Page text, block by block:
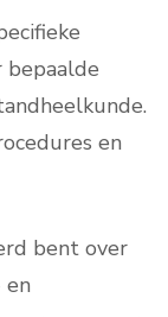
bepaalde
en
bent over
en